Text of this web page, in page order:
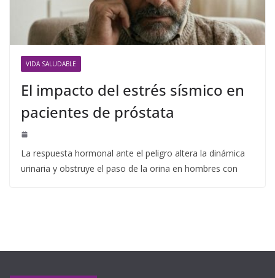
VIDA SALUDABLE
El impacto del estrés sísmico en
pacientes de próstata
La respuesta hormonal ante el peligro altera la dinámica
urinaria y obstruye el paso de la orina en hombres con